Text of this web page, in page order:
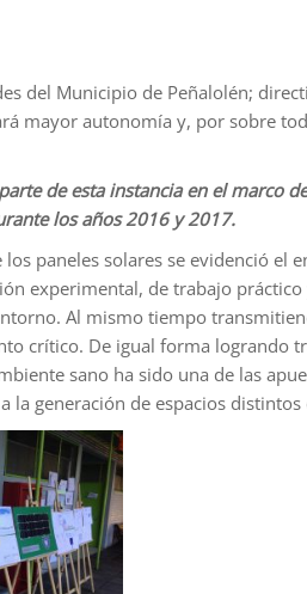
del Municipio de Peñalolén;
mayor autonomía y, por sobre
de esta instancia en el marco
los años 2016 y 2017.
paneles solares se evidenció
experimental, de trabajo
Al mismo tiempo
crítico. De igual forma logrando
sano ha sido una de las
la generación de espacios